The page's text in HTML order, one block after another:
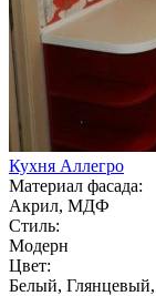
Кухня Аллегро
Материал фасада:
Акрил, МДФ
Стиль:
Модерн
Цвет:
Белый,